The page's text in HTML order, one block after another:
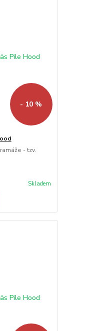
- 10 %
- tzv.
Skladem